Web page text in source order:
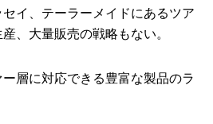
イ、テーラーメイドにあるツア
、大量販売の戦略もない。
層に対応できる豊富な製品のラ